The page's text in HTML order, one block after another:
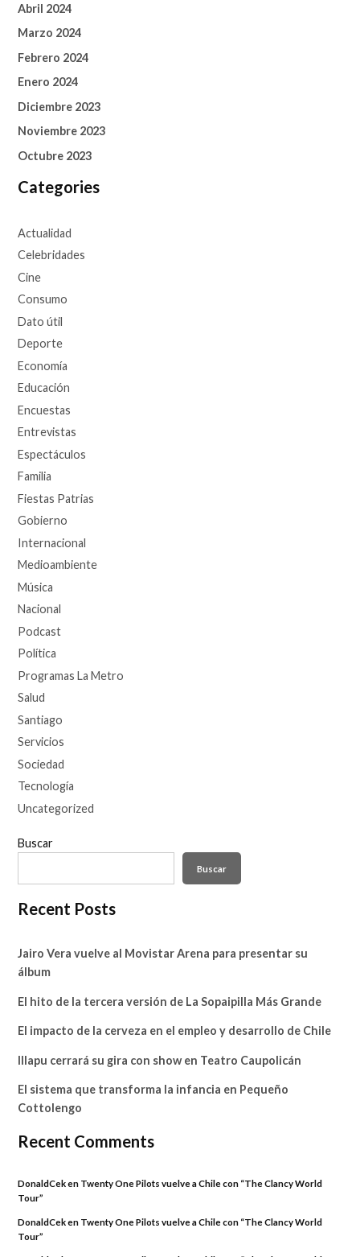
Abril 2024
Marzo 2024
Febrero 2024
Enero 2024
Diciembre 2023
Noviembre 2023
Octubre 2023
Categories
Actualidad
Celebridades
Cine
Consumo
Dato útil
Deporte
Economía
Educación
Encuestas
Entrevistas
Espectáculos
Familia
Fiestas Patrias
Gobierno
Internacional
Medioambiente
Música
Nacional
Podcast
Política
Programas La Metro
Salud
Santiago
Servicios
Sociedad
Tecnología
Uncategorized
Buscar
Buscar
Recent Posts
Jairo Vera vuelve al Movistar Arena para presentar su
álbum
El hito de la tercera versión de La Sopaipilla Más Grande
El impacto de la cerveza en el empleo y desarrollo de Chile
Illapu cerrará su gira con show en Teatro Caupolicán
El sistema que transforma la infancia en Pequeño
Cottolengo
Recent Comments
DonaldCeken Twenty One Pilots vuelve a Chile con “The Clancy World
Tour”
DonaldCeken Twenty One Pilots vuelve a Chile con “The Clancy World
Tour”